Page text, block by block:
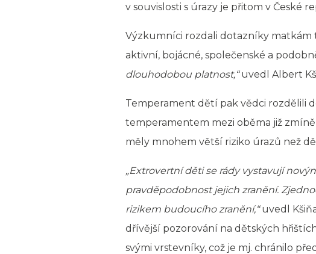
v souvislosti s úrazy je přitom v České
Výzkumníci rozdali dotazníky
aktivní, bojácné, společenské a
dlouhodobou platnost,“uvedl Albert
Temperament dětí pak vědci rozdělili
temperamentem mezi oběma již
měly mnohem větší riziko úrazů než
„Extrovertní děti se rády vystavují
pravděpodobnost jejich zranění.
rizikem budoucího zranění,“uvedl
dřívější pozorování na dětských
svými vrstevníky, což je mj. chránilo